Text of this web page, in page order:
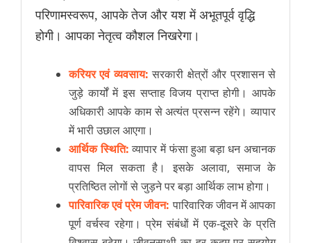
परिणामस्वरूप, आपके तेज और यश में अभूतपूर्व वृद्धि
होगी। आपका नेतृत्व कौशल निखरेगा।
करियर एवं व्यवसाय: सरकारी क्षेत्रों और प्रशासन से
जुड़े कार्यों में इस सप्ताह विजय प्राप्त होगी। आपके
अधिकारी आपके काम से अत्यंत प्रसन्न रहेंगे। व्यापार
में भारी उछाल आएगा।
आर्थिक स्थिति:व्यापार में फंसा हुआ बड़ा धन अचानक
वापस मिल सकता है। इसके अलावा, समाज के
प्रतिष्ठित लोगों से जुड़ने पर बड़ा आर्थिक लाभ होगा।
पारिवारिक एवं प्रेम जीवन: पारिवारिक जीवन में आपका
पूर्ण वर्चस्व रहेगा। प्रेम संबंधों में एक-दूसरे के प्रति